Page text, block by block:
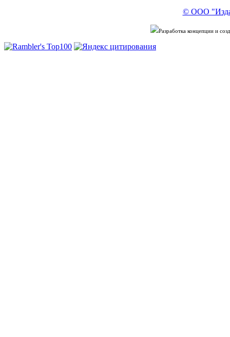
© ООО
Разработка концепции и